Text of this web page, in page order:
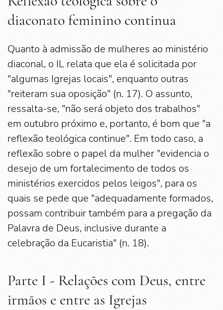
diaconato feminino continua
Quanto à admissão de mulheres ao ministério
diaconal, o IL relata que ela é solicitada por
"algumas Igrejas locais", enquanto outras
"reiteram sua oposição" (n. 17). O assunto,
ressalta-se, "não será objeto dos trabalhos"
em outubro próximo e, portanto, é bom que "a
reflexão teológica continue". Em todo caso, a
reflexão sobre o papel da mulher "evidencia o
desejo de um fortalecimento de todos os
ministérios exercidos pelos leigos", para os
quais se pede que "adequadamente formados,
possam contribuir também para a pregação da
Palavra de Deus, inclusive durante a
celebração da Eucaristia" (n. 18).
Parte I - Relações com Deus, entre
irmãos e entre as Igrejas